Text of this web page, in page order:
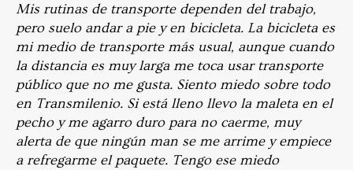
Mis rutinas de transporte dependen del trabajo,
pero suelo andar a pie y en bicicleta. La bicicleta es
mi medio de transporte más usual, aunque cuando
la distancia es muy larga me toca usar transporte
público que no me gusta. Siento miedo sobre todo
en Transmilenio. Si está lleno llevo la maleta en el
pecho y me agarro duro para no caerme, muy
alerta de que ningún man se me arrime y empiece
a refregarme el paquete. Tengo ese miedo